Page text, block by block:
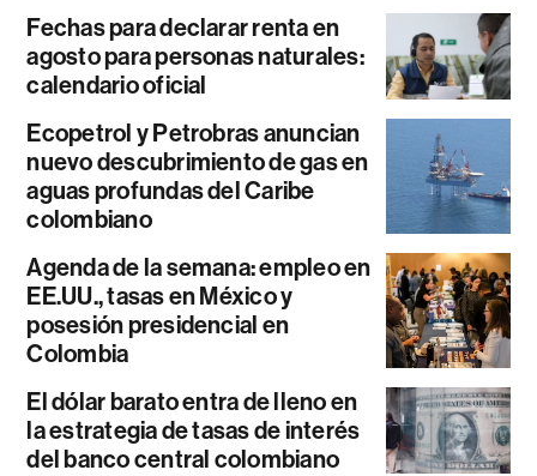
Fechas para declarar renta en
agosto para personas naturales:
calendario oficial
Ecopetrol y Petrobras anuncian
nuevo descubrimiento de gas en
aguas profundas del Caribe
colombiano
Agenda de la semana: empleo en
EE.UU., tasas en México y
posesión presidencial en
Colombia
El dólar barato entra de lleno en
la estrategia de tasas de interés
del banco central colombiano